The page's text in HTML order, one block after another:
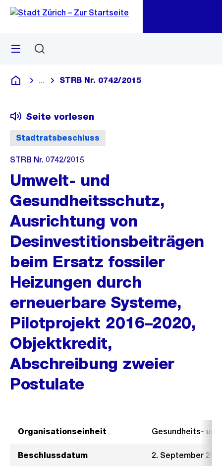
Navigation
Sprunglink
Menü
Deutsch
Blende alle Breadcrumbs ein
STRB Nr. 0742/2015
Stadtratsbeschluss
Seite vorlesen
STRB Nr. 0742/2015
Umwelt- und
Gesundheitsschutz,
Ausrichtung von
Desinvestitionsbeiträgen
beim Ersatz fossiler
Heizungen durch
erneuerbare Systeme,
Pilotprojekt 2016–2020,
Objektkredit,
Abschreibung zweier
Postulate
Organisationseinheit Gesundheits-
Beschlussdatum 2. September